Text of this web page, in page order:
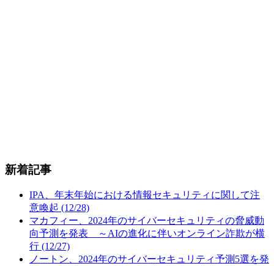
新着記事
IPA、年末年始における情報セキュリティに関して注
意喚起 (12/28)
マカフィー、2024年のサイバーセキュリティの脅威動
向予測を発表 ～AIの進化に伴いオンライン詐欺が横
行 (12/27)
ノートン、2024年のサイバーセキュリティ予測5選を発